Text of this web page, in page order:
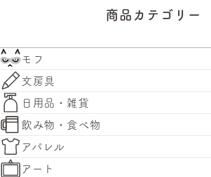
商品カテゴリー
モフ
文房具
日用品・雑貨
飲み物・食べ物
アパレル
アート